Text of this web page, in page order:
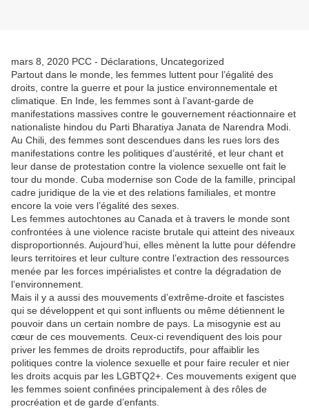
mars 8, 2020 PCC - Déclarations, Uncategorized
Partout dans le monde, les femmes luttent pour l’égalité des
droits, contre la guerre et pour la justice environnementale et
climatique. En Inde, les femmes sont à l’avant-garde de
manifestations massives contre le gouvernement réactionnaire et
nationaliste hindou du Parti Bharatiya Janata de Narendra Modi.
Au Chili, des femmes sont descendues dans les rues lors des
manifestations contre les politiques d’austérité, et leur chant et
leur danse de protestation contre la violence sexuelle ont fait le
tour du monde. Cuba modernise son Code de la famille, principal
cadre juridique de la vie et des relations familiales, et montre
encore la voie vers l’égalité des sexes.
Les femmes autochtones au Canada et à travers le monde sont
confrontées à une violence raciste brutale qui atteint des niveaux
disproportionnés. Aujourd’hui, elles mènent la lutte pour défendre
leurs territoires et leur culture contre l’extraction des ressources
menée par les forces impérialistes et contre la dégradation de
l’environnement.
Mais il y a aussi des mouvements d’extrême-droite et fascistes
qui se développent et qui sont influents ou même détiennent le
pouvoir dans un certain nombre de pays. La misogynie est au
cœur de ces mouvements. Ceux-ci revendiquent des lois pour
priver les femmes de droits reproductifs, pour affaiblir les
politiques contre la violence sexuelle et pour faire reculer et nier
les droits acquis par les LGBTQ2+. Ces mouvements exigent que
les femmes soient confinées principalement à des rôles de
procréation et de garde d’enfants.